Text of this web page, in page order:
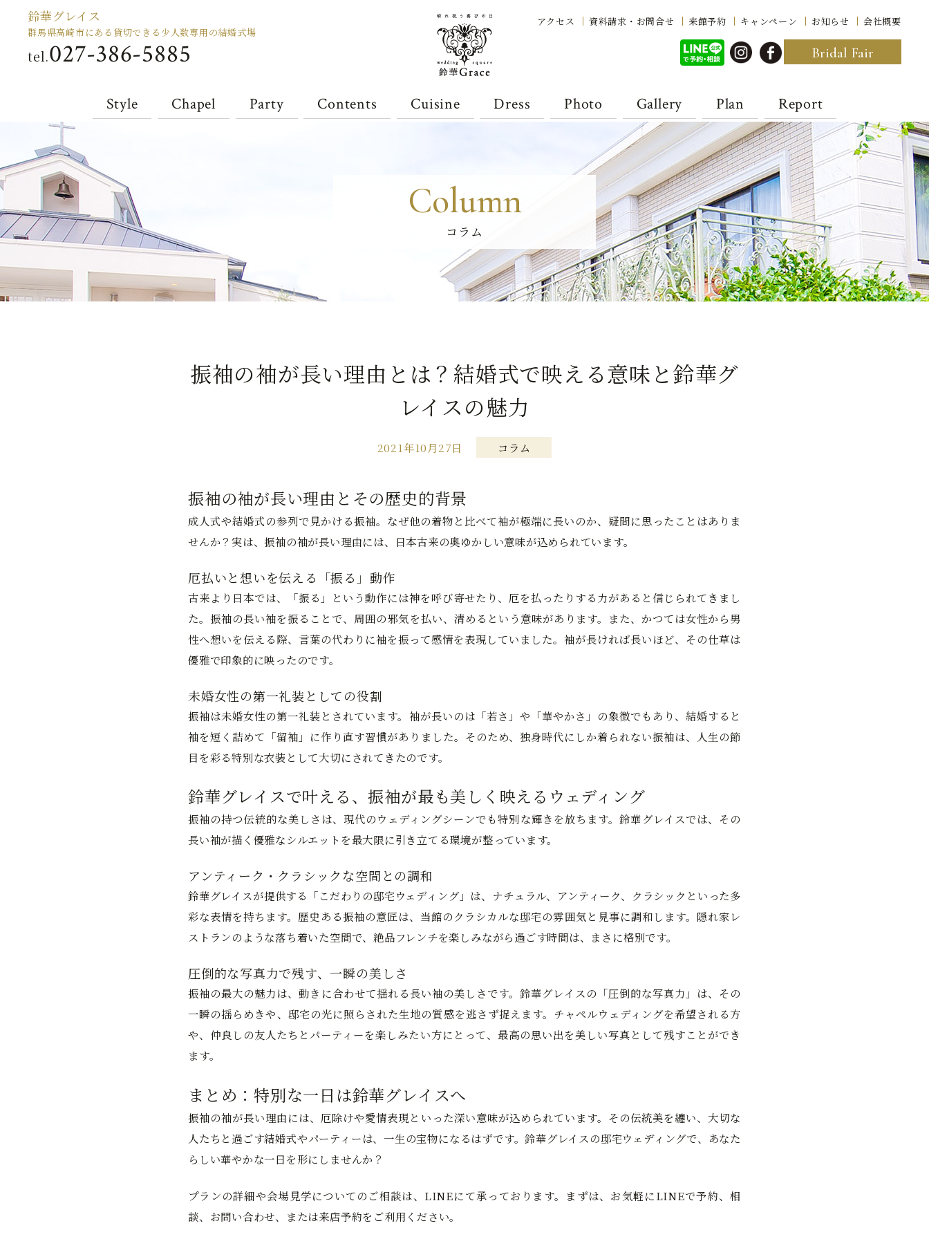
鈴華グレイス
群馬県高崎市にある貸切できる少人数専用の結婚式場
tel.027-386-5885
アクセス 資料請求・お問合せ 来館予約 キャンペーン お知らせ 会社概要
Bridal Fair
Style Chapel Party Contents Cuisine Dress Photo Gallery Plan Report
Column
コラム
振袖の袖が長い理由とは？結婚式で映える意味と鈴華グ
レイスの魅力
2021年10月27日 コラム
振袖の袖が長い理由とその歴史的背景
成人式や結婚式の参列で見かける振袖。なぜ他の着物と比べて袖が極端に長いのか、疑問に思ったことはありま
せんか？実は、振袖の袖が長い理由には、日本古来の奥ゆかしい意味が込められています。
厄払いと想いを伝える「振る」動作
古来より日本では、「振る」という動作には神を呼び寄せたり、厄を払ったりする力があると信じられてきまし
た。振袖の長い袖を振ることで、周囲の邪気を払い、清めるという意味があります。また、かつては女性から男
性へ想いを伝える際、言葉の代わりに袖を振って感情を表現していました。袖が長ければ長いほど、その仕草は
優雅で印象的に映ったのです。
未婚女性の第一礼装としての役割
振袖は未婚女性の第一礼装とされています。袖が長いのは「若さ」や「華やかさ」の象徴でもあり、結婚すると
袖を短く詰めて「留袖」に作り直す習慣がありました。そのため、独身時代にしか着られない振袖は、人生の節
目を彩る特別な衣装として大切にされてきたのです。
鈴華グレイスで叶える、振袖が最も美しく映えるウェディング
振袖の持つ伝統的な美しさは、現代のウェディングシーンでも特別な輝きを放ちます。鈴華グレイスでは、その
長い袖が描く優雅なシルエットを最大限に引き立てる環境が整っています。
アンティーク・クラシックな空間との調和
鈴華グレイスが提供する「こだわりの邸宅ウェディング」は、ナチュラル、アンティーク、クラシックといった多
彩な表情を持ちます。歴史ある振袖の意匠は、当館のクラシカルな邸宅の雰囲気と見事に調和します。隠れ家レ
ストランのような落ち着いた空間で、絶品フレンチを楽しみながら過ごす時間は、まさに格別です。
圧倒的な写真力で残す、一瞬の美しさ
振袖の最大の魅力は、動きに合わせて揺れる長い袖の美しさです。鈴華グレイスの「圧倒的な写真力」は、その
一瞬の揺らめきや、邸宅の光に照らされた生地の質感を逃さず捉えます。チャペルウェディングを希望される方
や、仲良しの友人たちとパーティーを楽しみたい方にとって、最高の思い出を美しい写真として残すことができ
ます。
まとめ：特別な一日は鈴華グレイスへ
振袖の袖が長い理由には、厄除けや愛情表現といった深い意味が込められています。その伝統美を纏い、大切な
人たちと過ごす結婚式やパーティーは、一生の宝物になるはずです。鈴華グレイスの邸宅ウェディングで、あなた
らしい華やかな一日を形にしませんか？
プランの詳細や会場見学についてのご相談は、LINEにて承っております。まずは、お気軽にLINEで予約、相
談、お問い合わせ、または来店予約をご利用ください。